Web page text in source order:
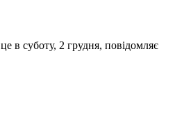
в суботу, 2 грудня, повідомляє